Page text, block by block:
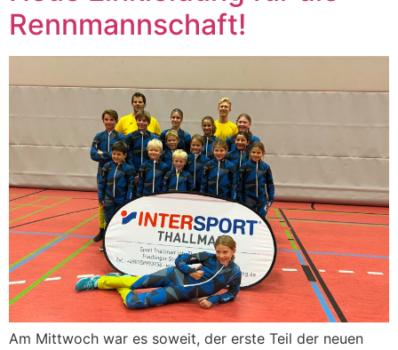
Rennmannschaft!
Am Mittwoch war es soweit, der erste Teil der neuen